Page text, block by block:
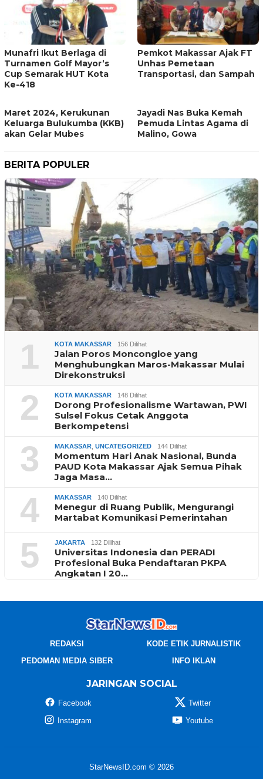
Munafri Ikut Berlaga di
Turnamen Golf Mayor’s
Cup Semarak HUT Kota
Ke-418
Pemkot Makassar Ajak FT
Unhas Pemetaan
Transportasi, dan Sampah
Maret 2024, Kerukunan
Keluarga Bulukumba (KKB)
akan Gelar Mubes
Jayadi Nas Buka Kemah
Pemuda Lintas Agama di
Malino, Gowa
BERITA POPULER
1 KOTA MAKASSAR 156 Dilihat
Jalan Poros Moncongloe yang
Menghubungkan Maros-Makassar Mulai
Direkonstruksi
2 KOTA MAKASSAR 148 Dilihat
Dorong Profesionalisme Wartawan, PWI
Sulsel Fokus Cetak Anggota
Berkompetensi
3 MAKASSAR UNCATEGORIZED 144 Dilihat
Momentum Hari Anak Nasional, Bunda
PAUD Kota Makassar Ajak Semua Pihak
Jaga Masa…
4 MAKASSAR 140 Dilihat
Menegur di Ruang Publik, Mengurangi
Martabat Komunikasi Pemerintahan
5 JAKARTA 132 Dilihat
Universitas Indonesia dan PERADI
Profesional Buka Pendaftaran PKPA
Angkatan I 20…
REDAKSI
KODE ETIK JURNALISTIK
PEDOMAN MEDIA SIBER
INFO IKLAN
JARINGAN SOCIAL
Facebook
Twitter
Instagram
Youtube
StarNewsID.com © 2026